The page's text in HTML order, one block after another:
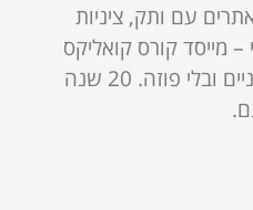
עם ותק, ציניות
– מייסד קורס קואליקס
שמלמד SEO בגובה העיניים ובלי פוזה. 20 שנה